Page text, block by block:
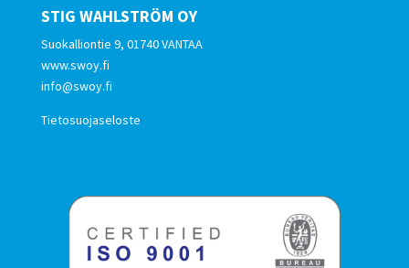
STIG WAHLSTRÖM OY
Suokalliontie 9, 01740 VANTAA
www.swoy.fi
info@swoy.fi
Tietosuojaseloste